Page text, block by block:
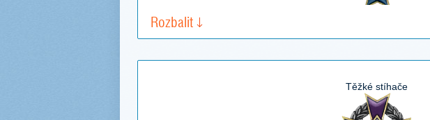
Rozbalit
Těžké stíhače